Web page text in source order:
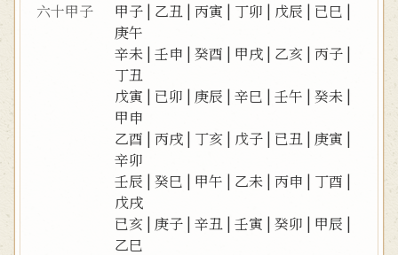
六十甲子 甲子 | 乙丑 |丙寅 | 丁卯 | 戊辰 | 已巳 |
庚午
辛未 |壬申 |癸酉 | 甲戌 | 乙亥 |丙子 |
丁丑
戊寅 | 已卯 | 庚辰 |辛巳 |壬午 |癸未 |
甲申
乙酉 |丙戌 | 丁亥 | 戊子 | 已丑 | 庚寅 |
辛卯
壬辰 |癸巳 | 甲午 | 乙未 |丙申 | 丁酉 |
戊戌
已亥 | 庚子 |辛丑 |壬寅 |癸卯 | 甲辰 |
乙巳